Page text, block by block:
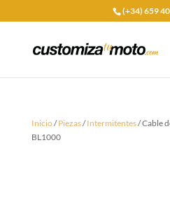
(+34) 659
Inicio/Piezas/Intermitentes/ Cable
BL1000